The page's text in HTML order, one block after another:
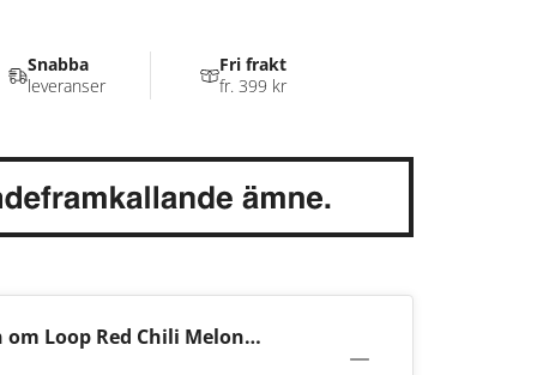
Loop Red Chili Melon
Snabba
leveranser
Fri frakt
fr. 399 kr